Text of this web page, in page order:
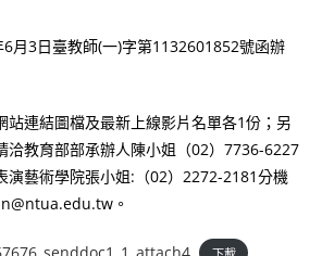
月3日臺教師(一)字第1132601852號函辦
站連結圖檔及最新上線影片名單各1份；另
洽教育部部承辦人陳小姐（02）7736-6227
演藝術學院張小姐:（02）2272-2181分機
。